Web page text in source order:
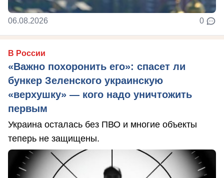
06.08.2026 0
В России
«Важно похоронить его»: спасет ли
бункер Зеленского украинскую
«верхушку» — кого надо уничтожить
первым
Украина осталась без ПВО и многие объекты
теперь не защищены.